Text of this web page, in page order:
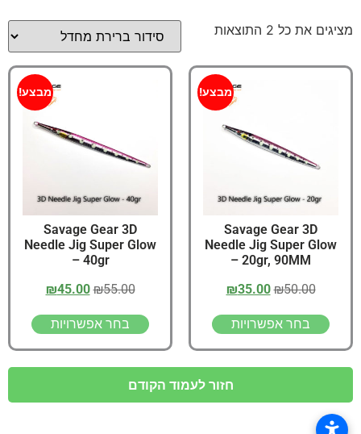
מציגים את כל ⁦2⁩ התוצאות
מבצע!
Savage Gear 3D
Needle Jig Super Glow
– 20gr, 90MM
₪50.00
₪35.00
בחר אפשרויות
מבצע!
Savage Gear 3D
Needle Jig Super Glow
– 40gr
₪55.00
₪45.00
בחר אפשרויות
חזור לעמוד הקודם